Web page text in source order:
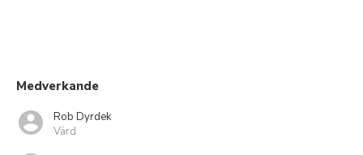
Medverkande
Rob Dyrdek
Värd